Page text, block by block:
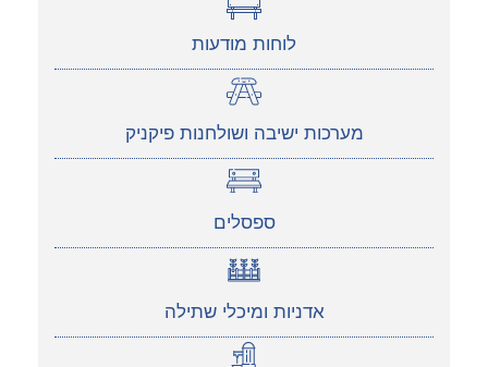
לוחות מודעות
מערכות ישיבה ושולחנות פיקניק
ספסלים
אדניות ומיכלי שתילה